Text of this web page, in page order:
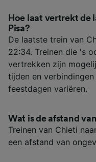
Hoe laat vertrekt de
Pisa?
De laatste trein van
22:34. Treinen die 's
vertrekken zijn
tijden en
feestdagen variëren.
Wat is de afstand
Treinen van Chieti
een afstand van